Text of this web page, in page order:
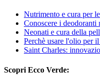
Nutrimento e cura per
Conoscere i deodoranti
Neonati e cura della
Perchè usare l'olio per
Saint Charles:
Scopri Ecco Verde: